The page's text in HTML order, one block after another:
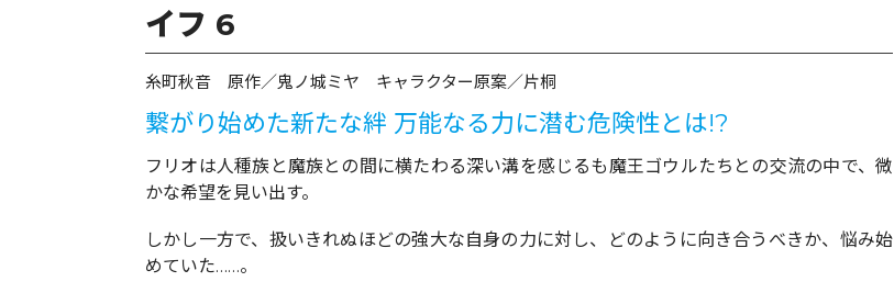
イフ 6
糸町秋音 原作／鬼ノ城ミヤ キャラクター原案／片桐
繋がり始めた新たな絆 万能なる力に潜む危険性とは!?
フリオは人種族と魔族との間に横たわる深い溝を感じるも魔王ゴウルたちとの交流の中で、微
かな希望を見い出す。
しかし一方で、扱いきれぬほどの強大な自身の力に対し、どのように向き合うべきか、悩み始
めていた……。